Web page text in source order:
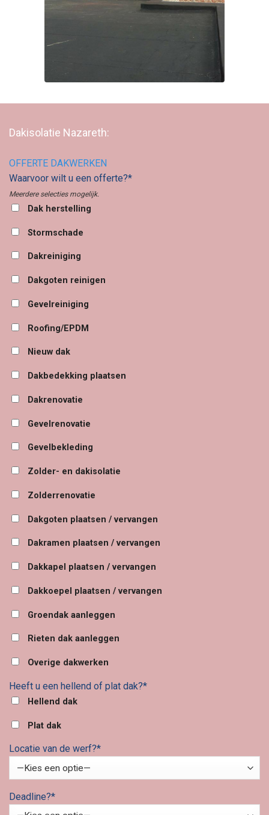
Dakisolatie Nazareth:
OFFERTE DAKWERKEN
Waarvoor wilt u een offerte?*
Meerdere selecties mogelijk.
Dak herstelling
Stormschade
Dakreiniging
Dakgoten reinigen
Gevelreiniging
Roofing/EPDM
Nieuw dak
Dakbedekking plaatsen
Dakrenovatie
Gevelrenovatie
Gevelbekleding
Zolder- en dakisolatie
Zolderrenovatie
Dakgoten plaatsen / vervangen
Dakramen plaatsen / vervangen
Dakkapel plaatsen / vervangen
Dakkoepel plaatsen / vervangen
Groendak aanleggen
Rieten dak aanleggen
Overige dakwerken
Heeft u een hellend of plat dak?*
Hellend dak
Plat dak
Locatie van de werf?*
Deadline?*